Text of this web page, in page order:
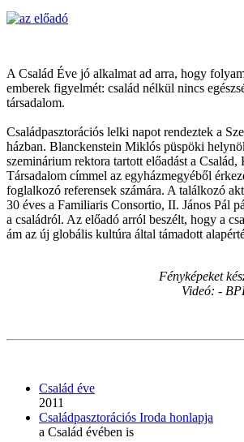
A Család Éve jó alkalmat ad arra, hogy
emberek figyelmét: család nélkül nincs
társadalom.
Családpasztorációs lelki napot rendeztek a
házban. Blanckenstein Miklós püspöki
szeminárium rektora tartott előadást a Család,
Társadalom címmel az egyházmegyéből
foglalkozó referensek számára. A találkozó
30 éves a Familiaris Consortio, II. János Pál
a családról. Az előadó arról beszélt, hogy a
ám az új globális kultúra által támadott
Fényképeket
Videó: -
Család éve
2011
Családpasztorációs Iroda honlapja
a Család évében is